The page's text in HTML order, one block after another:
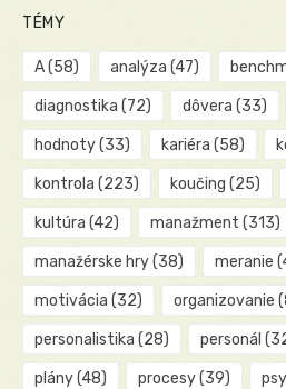
TÉMY
A(58) analýza (47)
diagnostika (72) dôvera (33)
hodnoty(33) kariéra (58)
kontrola (223) koučing (25)
kultúra (42) manažment (313)
manažérske hry(38) meranie
motivácia (32) organizovanie
personalistika (28) personál
plány(48) procesy(39)